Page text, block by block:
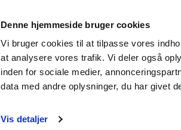
Denne hjemmeside bruger cookies
Vi bruger cookies til at tilpasse vores
at analysere vores trafik. Vi deler også
inden for sociale medier,
data med andre oplysninger, du har givet
Vis detaljer